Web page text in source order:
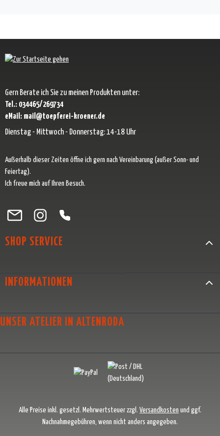
Gern Berate ich Sie zu meinen Produkten unter:
Tel.: 034465/269734
eMail: mail@toepferei-kroener.de
Dienstag - Mittwoch - Donnerstag: 14-18 Uhr
Außerhalb dieser Zeiten öffne ich gern nach Vereinbarung (außer Sonn- und
Feiertag).
Ich freue mich auf Ihren Besuch.
Besuche uns auf Facebook – öffnet in neuem Tab (externer Link)
Schau auf Instagram vorbei – öffnet in neuem Tab (externer Link)
Lass dich auf Pinterest inspirieren – öffnet in neuem Tab
Folge uns auf X – öffnet in neuem Tab (externer Link)
SHOP SERVICE
INFORMATIONEN
UNSER ATELIER IN ALTENRODA
Alle Preise inkl. gesetzl. Mehrwertsteuer zzgl. Versandkosten und ggf.
Nachnahmegebühren, wenn nicht anders angegeben.